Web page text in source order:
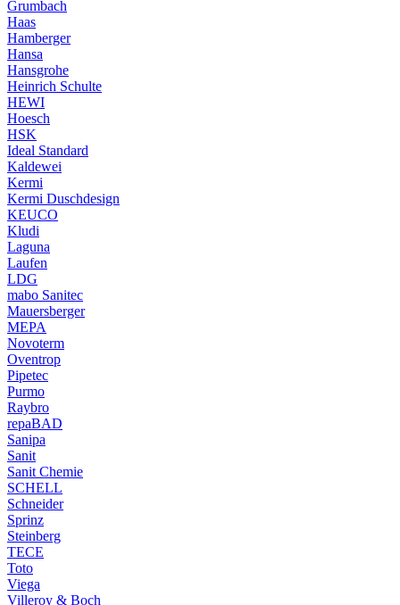
Grumbach
Haas
Hamberger
Hansa
Hansgrohe
Heinrich Schulte
HEWI
Hoesch
HSK
Ideal Standard
Kaldewei
Kermi
Kermi Duschdesign
KEUCO
Kludi
Laguna
Laufen
LDG
mabo Sanitec
Mauersberger
MEPA
Novoterm
Oventrop
Pipetec
Purmo
Raybro
repaBAD
Sanipa
Sanit
Sanit Chemie
SCHELL
Schneider
Sprinz
Steinberg
TECE
Toto
Viega
Villeroy & Boch